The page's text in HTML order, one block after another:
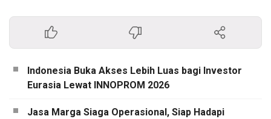
Indonesia Buka Akses Lebih Luas bagi Investor
Eurasia Lewat INNOPROM 2026
Jasa Marga Siaga Operasional, Siap Hadapi